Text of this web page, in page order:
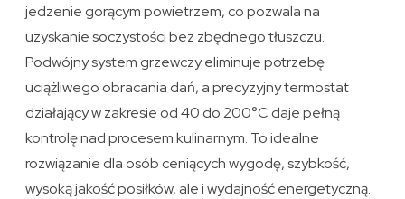
jedzenie gorącym powietrzem, co pozwala na
uzyskanie soczystości bez zbędnego tłuszczu.
Podwójny system grzewczy eliminuje potrzebę
uciążliwego obracania dań, a precyzyjny termostat
działający w zakresie od 40 do 200°C daje pełną
kontrolę nad procesem kulinarnym. To idealne
rozwiązanie dla osób ceniących wygodę, szybkość,
wysoką jakość posiłków, ale i wydajność energetyczną.